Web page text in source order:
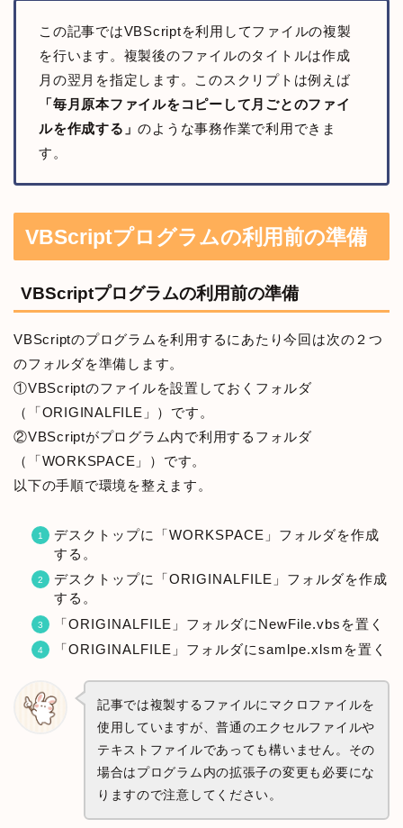
この記事ではVBScriptを利用してファイルの複製
を行います。複製後のファイルのタイトルは作成
月の翌月を指定します。このスクリプトは例えば
「毎月原本ファイルをコピーして月ごとのファイ
ルを作成する」のような事務作業で利用できま
す。
VBScriptプログラムの利用前の準備
VBScriptプログラムの利用前の準備
VBScriptのプログラムを利用するにあたり今回は次の２つ
のフォルダを準備します。
①VBScriptのファイルを設置しておくフォルダ
（「ORIGINALFILE」）です。
②VBScriptがプログラム内で利用するフォルダ
（「WORKSPACE」）です。
以下の手順で環境を整えます。
デスクトップに「WORKSPACE」フォルダを作成
する。
デスクトップに「ORIGINALFILE」フォルダを作成
する。
「ORIGINALFILE」フォルダにNewFile.vbsを置く
「ORIGINALFILE」フォルダにsamlpe.xlsmを置く
記事では複製するファイルにマクロファイルを
使用していますが、普通のエクセルファイルや
テキストファイルであっても構いません。その
場合はプログラム内の拡張子の変更も必要にな
りますので注意してください。